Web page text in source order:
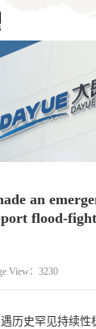
an
flood-
View：3230
历史罕见持续性